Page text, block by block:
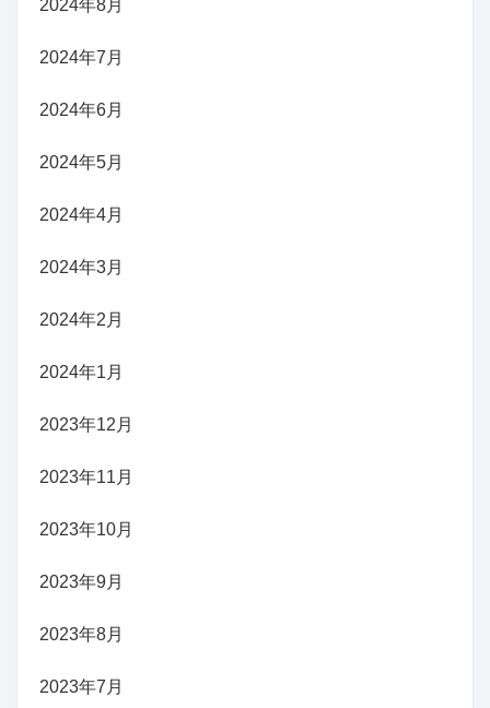
2024年8月
2024年7月
2024年6月
2024年5月
2024年4月
2024年3月
2024年2月
2024年1月
2023年12月
2023年11月
2023年10月
2023年9月
2023年8月
2023年7月